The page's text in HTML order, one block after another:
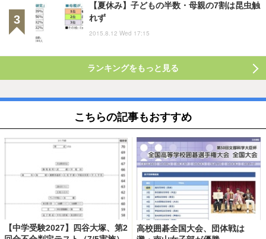
【夏休み】子どもの半数・母親の7割は昆虫触
れず
2015.8.12 Wed 17:15
ランキングをもっと見る
こちらの記事もおすすめ
【中学受験2027】四谷大塚、第2
高校囲碁全国大会、団体戦は